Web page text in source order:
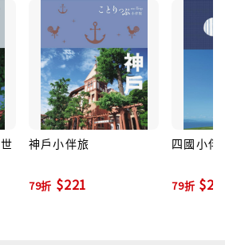
宅，那種寧靜中的美，真有只該天
和五箇山的合掌造建築，已經登錄
的世界遺產。白川鄉和五箇山的相
掌造聚落，四季各有不同的美
中的薄暮時分，更是殺掉不少底片
名泉之一的下呂溫泉，則是這個
一夜前往休憩的最佳選擇。北阿
神戶小伴旅
79折 $221
四國小伴
79折